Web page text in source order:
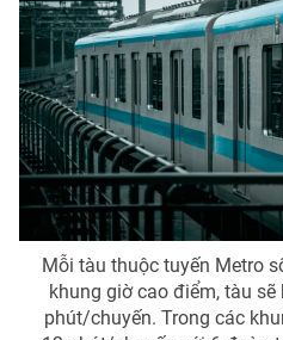
Mỗi tàu thuộc tuyến Metro
khung giờ cao điểm, tàu
phút/chuyến. Trong các